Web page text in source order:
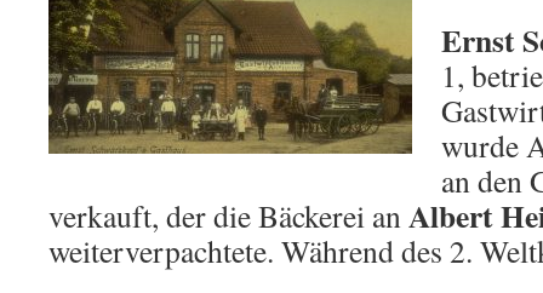
Ernst
1,
wurde
an den
verkauft, der die Bäckerei anAlbert
weiterverpachtete. Während des 2.